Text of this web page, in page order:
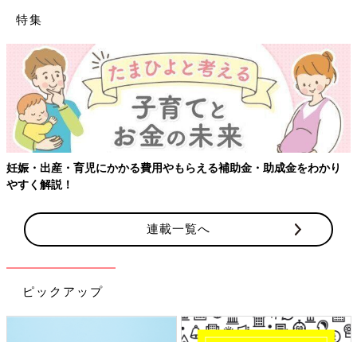
特集
【ワクチン接種できるものも】妊婦の感染症対策、知っておいて！
連載一覧へ
ピックアップ